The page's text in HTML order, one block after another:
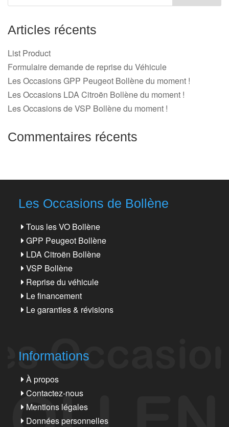
Articles récents
List Product
Formulaire demande de reprise du Véhicule
Les Occasions GPP Peugeot Bollène du moment !
Les Occasions LDA Citroën Bollène du moment !
Les Occasions de VSP Bollène du moment !
Commentaires récents
Les Occasions de Bollène
Tous les VO Bollène
GPP Peugeot Bollène
LDA Citroën Bollène
VSP Bollène
Reprise du véhicule
Le financement
Le garanties & révisions
Informations
À propos
Contactez-nous
Mentions légales
Données personnelles